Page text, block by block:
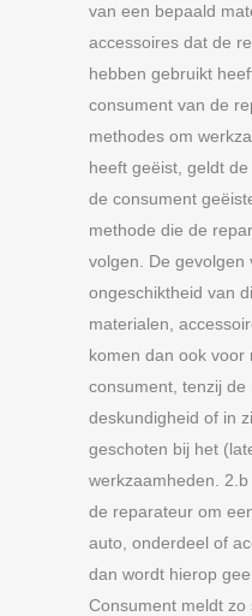
van een bepaald
accessoires dat de
hebben gebruikt
consument van de
methodes om
heeft geëist, geldt
de consument
methode die de
volgen. De gevolgen
ongeschiktheid van
materialen,
komen dan ook voor
consument, tenzij de
deskundigheid of in
geschoten bij het
werkzaamheden.
de reparateur om
auto, onderdeel of
dan wordt hierop
Consument meldt